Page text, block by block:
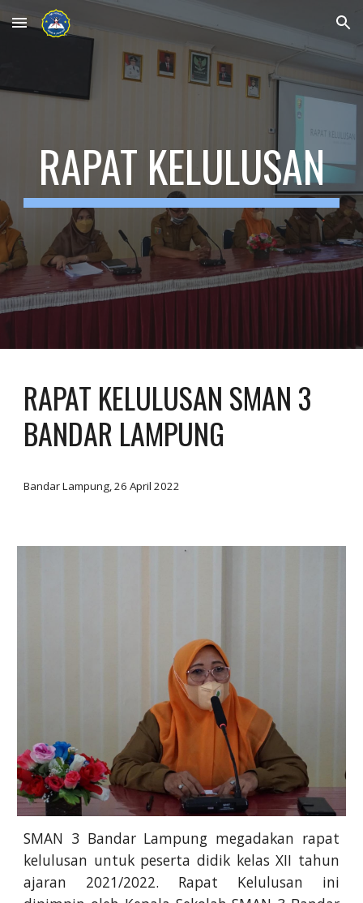
Skip to main content Skip to navigation
RAPAT KELULUSAN
RAPAT KELULUSAN SMAN 3
BANDAR LAMPUNG
Bandar Lampung, 26 April 2022
SMAN 3 Bandar Lampung megadakan rapat
kelulusan untuk peserta didik kelas XII tahun
ajaran 2021/2022. Rapat Kelulusan ini